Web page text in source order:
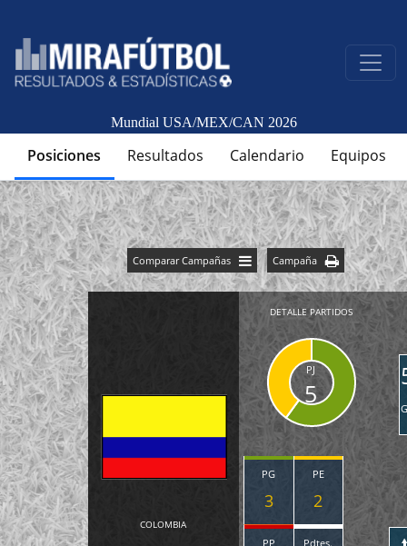
Mundial USA/MEX/CAN 2026
Posiciones Resultados Calendario Equipos
Comparar Campañas Campaña
COLOMBIA
DETALLE PARTIDOS
PJ
5
PG
3
PE
2
PP Pdtes.